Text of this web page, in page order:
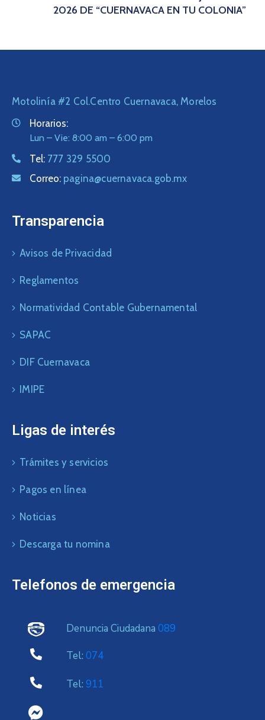
2026 DE “CUERNAVACA EN TU COLONIA”
Motolinía #2 Col.Centro Cuernavaca, Morelos
Horarios:
Lun – Vie: 8:00 am – 6:00 pm
Tel: 777 329 5500
Correo: pagina@cuernavaca.gob.mx
Transparencia
Avisos de Privacidad
Reglamentos
Normatividad Contable Gubernamental
SAPAC
DIF Cuernavaca
IMIPE
Ligas de interés
Trámites y servicios
Pagos en línea
Noticias
Descarga tu nomina
Telefonos de emergencia
Denuncia Ciudadana 089
Tel: 074
Tel: 911